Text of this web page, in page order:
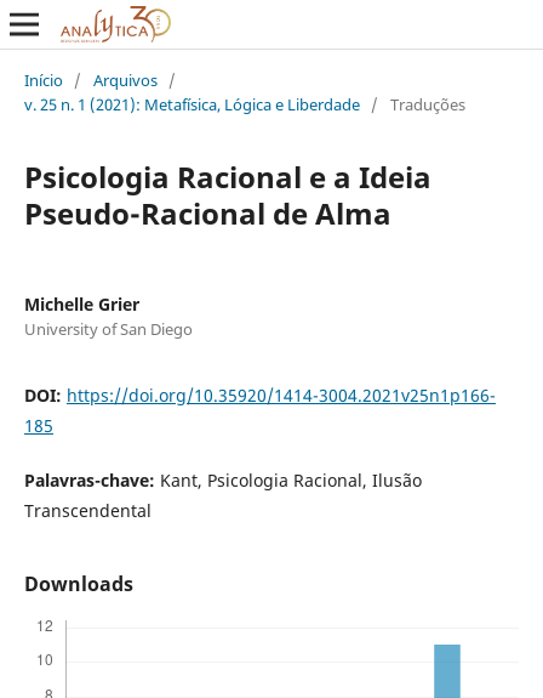
Início / Arquivos /
v. 25 n. 1 (2021): Metafísica, Lógica e Liberdade / Traduções
Psicologia Racional e a Ideia
Pseudo-Racional de Alma
Michelle Grier
University of San Diego
DOI: https://doi.org/10.35920/1414-3004.2021v25n1p166-
185
Palavras-chave: Kant, Psicologia Racional, Ilusão
Transcendental
Downloads